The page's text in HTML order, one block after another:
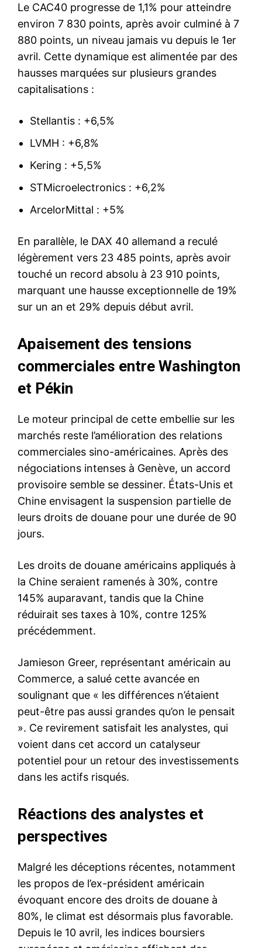
Le CAC40 progresse de 1,1% pour atteindre
environ 7 830 points, après avoir culminé à 7
880 points, un niveau jamais vu depuis le 1er
avril. Cette dynamique est alimentée par des
hausses marquées sur plusieurs grandes
capitalisations :
Stellantis : +6,5%
LVMH : +6,8%
Kering : +5,5%
STMicroelectronics : +6,2%
ArcelorMittal : +5%
En parallèle, le DAX 40 allemand a reculé
légèrement vers 23 485 points, après avoir
touché un record absolu à 23 910 points,
marquant une hausse exceptionnelle de 19%
sur un an et 29% depuis début avril.
Apaisement des tensions
commerciales entre Washington
et Pékin
Le moteur principal de cette embellie sur les
marchés reste l’amélioration des relations
commerciales sino-américaines. Après des
négociations intenses à Genève, un accord
provisoire semble se dessiner. États-Unis et
Chine envisagent la suspension partielle de
leurs droits de douane pour une durée de 90
jours.
Les droits de douane américains appliqués à
la Chine seraient ramenés à 30%, contre
145% auparavant, tandis que la Chine
réduirait ses taxes à 10%, contre 125%
précédemment.
Jamieson Greer, représentant américain au
Commerce, a salué cette avancée en
soulignant que « les différences n’étaient
peut-être pas aussi grandes qu’on le pensait
». Ce revirement satisfait les analystes, qui
voient dans cet accord un catalyseur
potentiel pour un retour des investissements
dans les actifs risqués.
Réactions des analystes et
perspectives
Malgré les déceptions récentes, notamment
les propos de l’ex-président américain
évoquant encore des droits de douane à
80%, le climat est désormais plus favorable.
Depuis le 10 avril, les indices boursiers